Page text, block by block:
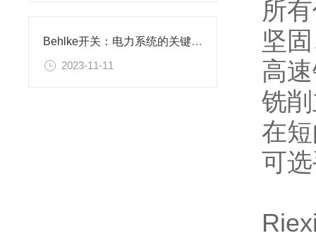
Behlke开关：电力系统的关键控制设备
2023-11-11
所
坚
高
铣
在
可